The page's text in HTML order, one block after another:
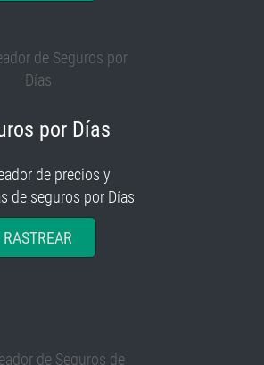
por Días
de precios y
de seguros por Días
RASTREAR